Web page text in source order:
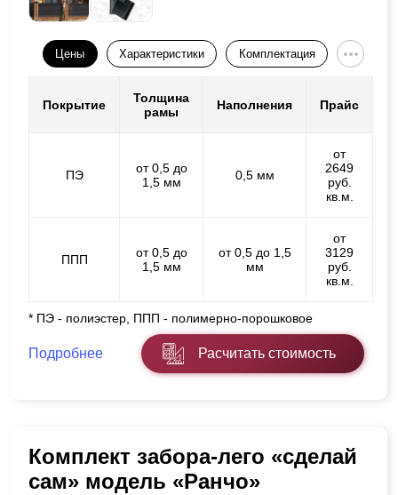
Цены Характеристики Комплектация
Покрытие
Толщина
рамы
Наполнения Прайс
ПЭ
от 0,5 до
1,5 мм
0,5 мм
от
2649
руб.
кв.м.
ППП
от 0,5 до
1,5 мм
от 0,5 до 1,5
мм
от
3129
руб.
кв.м.
* ПЭ - полиэстер, ППП - полимерно-порошковое
Подробнее Расчитать стоимость
Комплект забора-лего «сделай
сам» модель «Ранчо»